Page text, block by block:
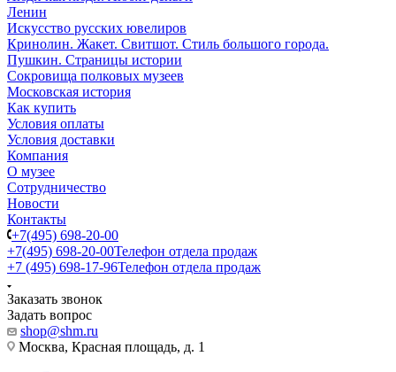
Ленин
Искусство русских ювелиров
Кринолин. Жакет. Свитшот. Стиль большого города.
Пушкин. Страницы истории
Сокровища полковых музеев
Московская история
Как купить
Условия оплаты
Условия доставки
Компания
О музее
Сотрудничество
Новости
Контакты
+7(495) 698-20-00
+7(495) 698-20-00Телефон отдела продаж
+7 (495) 698-17-96Телефон отдела продаж
Заказать звонок
Задать вопрос
shop@shm.ru
Москва, Красная площадь, д. 1